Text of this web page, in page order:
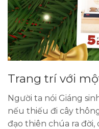
Trang trí với
Người ta nói Giáng
nếu thiếu đi cây
đạo thiên chúa ra đời,